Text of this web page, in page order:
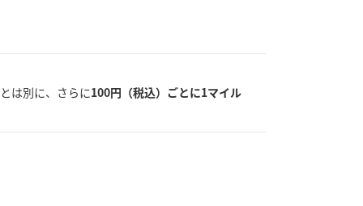
は別に、さらに100円（税込）ごとに1マイル